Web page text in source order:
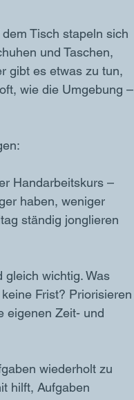
Tisch stapeln sich
und Taschen,
gibt es etwas zu tun,
wie die Umgebung –
Handarbeitskurs –
haben, weniger
ständig jonglieren
gleich wichtig. Was
Frist? Priorisieren
eigenen Zeit- und
wiederholt zu
hilft, Aufgaben